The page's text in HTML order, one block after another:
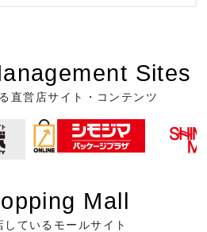
Sites
直営店サイト・コンテンツ
Mall
しているモールサイト